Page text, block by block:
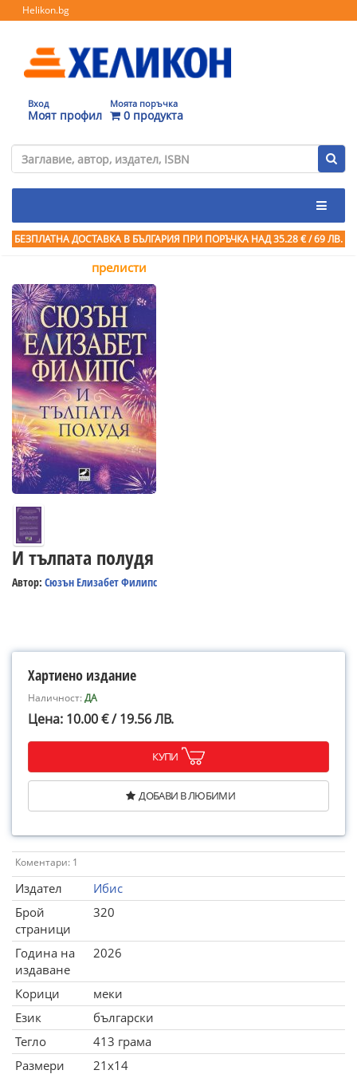
Helikon.bg
Вход
Моят профил
Моята поръчка
0 продукта
БЕЗПЛАТНА ДОСТАВКА В БЪЛГАРИЯ ПРИ ПОРЪЧКА НАД 35.28 € / 69 ЛВ.
прелисти
И тълпата полудя
Автор: Сюзън Елизабет Филипс
Хартиено издание
Наличност:ДА
Цена: 10.00 € / 19.56 ЛВ.
КУПИ
ДОБАВИ В ЛЮБИМИ
Коментари: 1
Издател
Ибис
Брой
страници
320
Година на
издаване
2026
Корици
меки
Език
български
Тегло
413 грама
Размери
21x14